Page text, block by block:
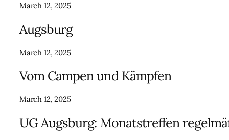
March 12, 2025
Augsburg
March 12, 2025
Vom Campen und Kämpfen
March 12, 2025
UG Augsburg: Monatstreffen